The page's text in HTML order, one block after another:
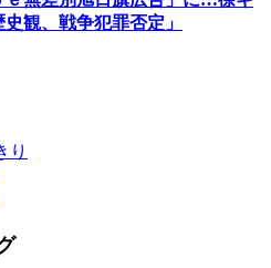
観、戦争犯罪否定」
り